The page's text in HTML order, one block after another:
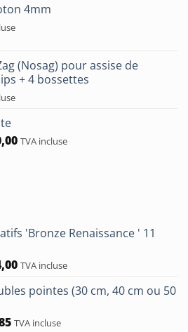
€0,45
à
4mm
(Nosag) pour assise de
+ 4 bossettes
Plage
TVA incluse
'Bronze Renaissance ' 11
Plage
prix :
à
TVA incluse
pointes (30 cm, 40 cm ou 50
Plage
TVA incluse